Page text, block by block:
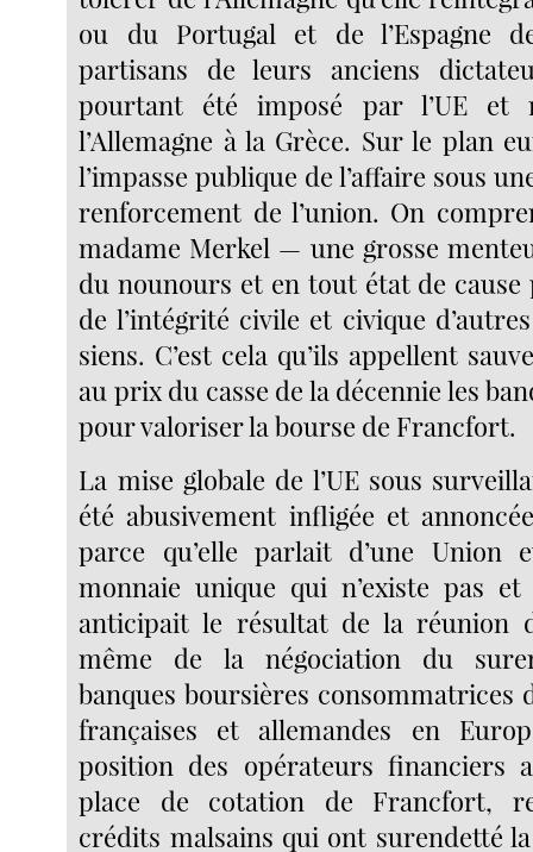
ou du Portugal et de l’Espagne
partisans de leurs anciens
pourtant été imposé par l’UE et
l’Allemagne à la Grèce. Sur le plan
l’impasse publique de l’affaire sous
renforcement de l’union. On
madame Merkel — une grosse
du nounours et en tout état de cause
de l’intégrité civile et civique
siens. C’est cela qu’ils appellent
au prix du casse de la décennie les
pour valoriser la bourse de Francfort.
La mise globale de l’UE sous
été abusivement infligée et
parce qu’elle parlait d’une Union
monnaie unique qui n’existe pas
anticipait le résultat de la réunion
même de la négociation du
banques boursières consommatrices
françaises et allemandes en
position des opérateurs financiers
place de cotation de Francfort,
crédits malsains qui ont surendetté